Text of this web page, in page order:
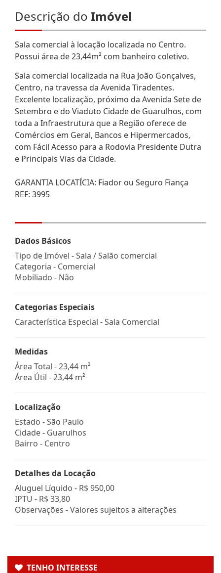
Descrição do Imóvel
Sala comercial à locação localizada no Centro.
Possui área de 23,44m² com banheiro coletivo.
Sala comercial localizada na Rua João Gonçalves,
Centro, na travessa da Avenida Tiradentes.
Excelente localização, próximo da Avenida Sete de
Setembro e do Viaduto Cidade de Guarulhos, com
toda a Infraestrutura que a Região oferece de
Comércios em Geral, Bancos e Hipermercados,
com Fácil Acesso para a Rodovia Presidente Dutra
e Principais Vias da Cidade.
GARANTIA LOCATÍCIA: Fiador ou Seguro Fiança
REF: 3995
Dados Básicos
Tipo de Imóvel - Sala / Salão comercial
Categoria - Comercial
Mobiliado - Não
Categorias Especiais
Característica Especial - Sala Comercial
Medidas
Área Total - 23,44 m²
Área Útil - 23,44 m²
Localização
Estado -São Paulo
Cidade - Guarulhos
Bairro - Centro
Detalhes da Locação
Aluguel Líquido - R$ 950,00
IPTU - R$ 33,80
Observações - Valores sujeitos a alterações
TENHO INTERESSE